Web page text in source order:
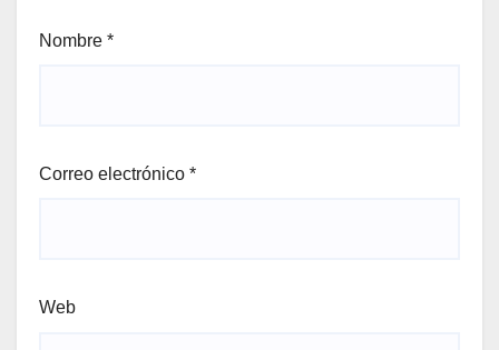
Nombre *
Correo electrónico *
Web